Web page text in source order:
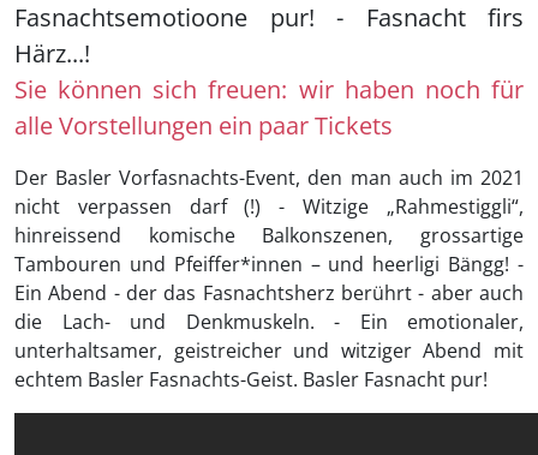
Fasnachtsemotioone pur! - Fasnacht firs
Härz...!
Sie können sich freuen: wir haben noch für
alle Vorstellungen ein paar Tickets
Der Basler Vorfasnachts-Event, den man auch im 2021
nicht verpassen darf (!) - Witzige „Rahmestiggli“,
hinreissend komische Balkonszenen, grossartige
Tambouren und Pfeiffer*innen – und heerligi Bängg! -
Ein Abend - der das Fasnachtsherz berührt - aber auch
die Lach- und Denkmuskeln. - Ein emotionaler,
unterhaltsamer, geistreicher und witziger Abend mit
echtem Basler Fasnachts-Geist. Basler Fasnacht pur!